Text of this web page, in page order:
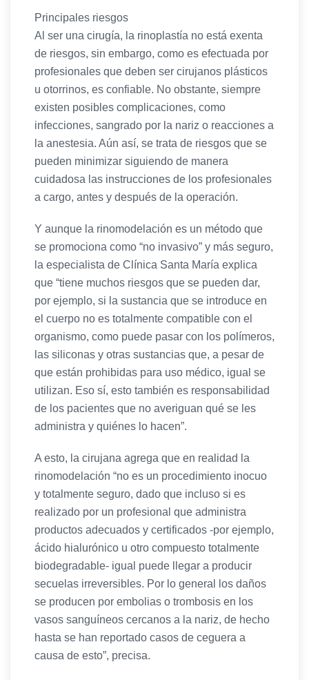
Principales riesgos
Al ser una cirugía, la rinoplastía no está exenta
de riesgos, sin embargo, como es efectuada por
profesionales que deben ser cirujanos plásticos
u otorrinos, es confiable. No obstante, siempre
existen posibles complicaciones, como
infecciones, sangrado por la nariz o reacciones a
la anestesia. Aún así, se trata de riesgos que se
pueden minimizar siguiendo de manera
cuidadosa las instrucciones de los profesionales
a cargo, antes y después de la operación.
Y aunque la rinomodelación es un método que
se promociona como “no invasivo” y más seguro,
la especialista de Clínica Santa María explica
que “tiene muchos riesgos que se pueden dar,
por ejemplo, si la sustancia que se introduce en
el cuerpo no es totalmente compatible con el
organismo, como puede pasar con los polímeros,
las siliconas y otras sustancias que, a pesar de
que están prohibidas para uso médico, igual se
utilizan. Eso sí, esto también es responsabilidad
de los pacientes que no averiguan qué se les
administra y quiénes lo hacen”.
A esto, la cirujana agrega que en realidad la
rinomodelación “no es un procedimiento inocuo
y totalmente seguro, dado que incluso si es
realizado por un profesional que administra
productos adecuados y certificados -por ejemplo,
ácido hialurónico u otro compuesto totalmente
biodegradable- igual puede llegar a producir
secuelas irreversibles. Por lo general los daños
se producen por embolias o trombosis en los
vasos sanguíneos cercanos a la nariz, de hecho
hasta se han reportado casos de ceguera a
causa de esto”, precisa.